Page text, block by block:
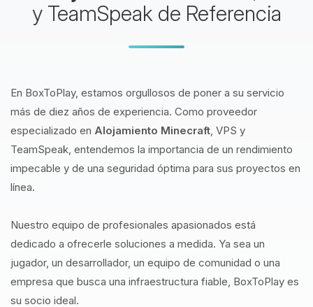
y TeamSpeak de Referencia
En BoxToPlay, estamos orgullosos de poner a su servicio
más de diez años de experiencia. Como proveedor
especializado en Alojamiento Minecraft, VPS y
TeamSpeak, entendemos la importancia de un rendimiento
impecable y de una seguridad óptima para sus proyectos en
línea.
Nuestro equipo de profesionales apasionados está
dedicado a ofrecerle soluciones a medida. Ya sea un
jugador, un desarrollador, un equipo de comunidad o una
empresa que busca una infraestructura fiable, BoxToPlay es
su socio ideal.